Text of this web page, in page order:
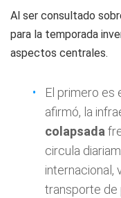
Al ser consultado
para la temporada
aspectos centrales.
El primero es
afirmó, la
colapsada
circula
internacional,
transporte de